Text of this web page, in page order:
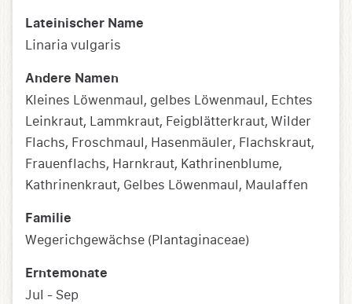
Lateinischer Name
Linaria vulgaris
Andere Namen
Kleines Löwenmaul, gelbes Löwenmaul, Echtes
Leinkraut, Lammkraut, Feigblätterkraut, Wilder
Flachs, Froschmaul, Hasenmäuler, Flachskraut,
Frauenflachs, Harnkraut, Kathrinenblume,
Kathrinenkraut, Gelbes Löwenmaul, Maulaffen
Familie
Wegerichgewächse (Plantaginaceae)
Erntemonate
Jul - Sep